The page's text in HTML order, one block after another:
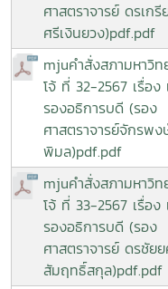
ศาสตราจารย์ ดรเก
ศรีเงินยวง)pdf.pdf
mjuคำสั่งสภามหาวิท
โจ้ ที่ 32-2567 เรื่อ
รองอธิการบดี (รอง
ศาสตราจารย์จักรพ
พิมล)pdf.pdf
mjuคำสั่งสภามหาวิท
โจ้ ที่ 33-2567 เรื่อ
รองอธิการบดี (รอง
ศาสตราจารย์ ดรชัย
สัมฤทธิ์สกุล)pdf.pdf